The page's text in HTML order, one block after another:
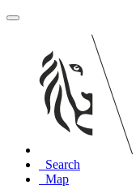
Search
Map